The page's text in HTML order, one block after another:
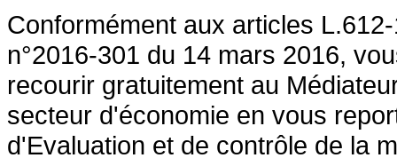
Conformément aux articles
n°2016-301 du 14 mars 2016,
recourir gratuitement au
secteur d'économie en vous
d'Evaluation et de contrôle de la